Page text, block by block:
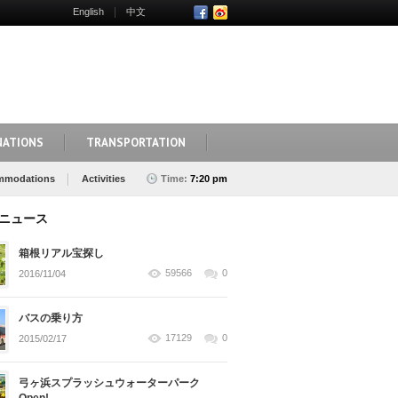
English 中文
TRANSPORTATION
Activities Time: 7:20 pm
ュース
箱根リアル宝探し
2016/11/04 59566 0
バスの乗り方
2015/02/17 17129 0
弓ヶ浜スプラッシュウォーターパーク